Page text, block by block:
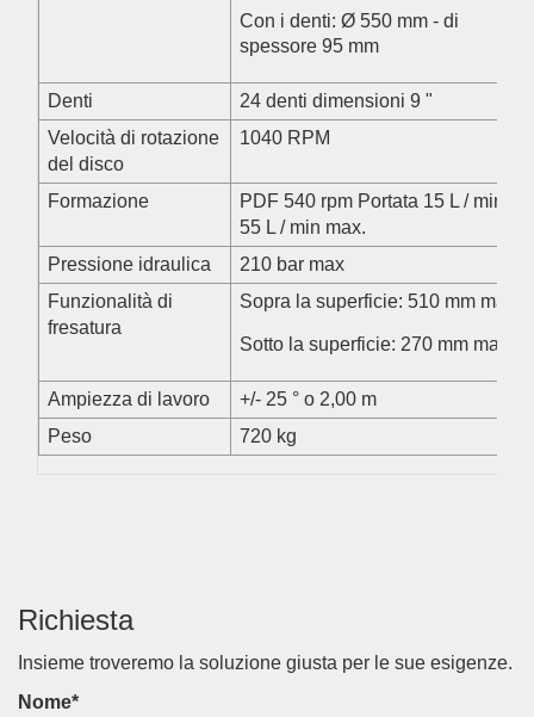
Con i denti: Ø 550 mm - di
spessore 95 mm
Denti
24 denti dimensioni 9 "
Velocità di rotazione
del disco
1040 RPM
Formazione
PDF 540 rpm Portata 15 L / min a
55 L / min max.
Pressione idraulica
210 bar max
Funzionalità di
fresatura
Sopra la superficie: 510 mm max
Sotto la superficie: 270 mm max
Ampiezza di lavoro
+/- 25 ° o 2,00 m
Peso
720 kg
Richiesta
Insieme troveremo la soluzione giusta per le sue esigenze.
Nome*